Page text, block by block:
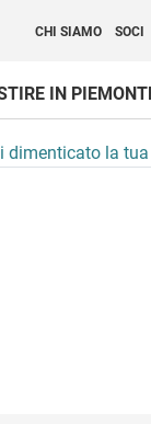
(Italia)(United
CHI SIAMO SOCI
IN
dimenticato la